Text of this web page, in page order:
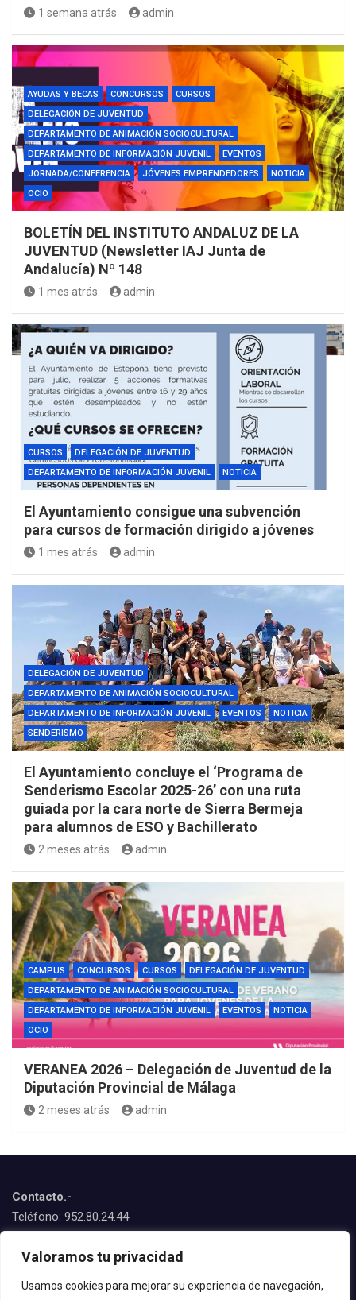
Valoramos tu privacidad
Usamos cookies para mejorar su experiencia de navegación,
1 semana atrás admin
AYUDAS Y BECAS CONCURSOS
CURSOS
DELEGACIÓN DE JUVENTUD
DEPARTAMENTO DE ANIMACIÓN SOCIOCULTURAL
DEPARTAMENTO DE INFORMACIÓN JUVENIL
EVENTOS
JORNADA/CONFERENCIA
JÓVENES EMPRENDEDORES
NOTICIA
OCIO
BOLETÍN DEL INSTITUTO ANDALUZ DE LA
JUVENTUD (Newsletter IAJ Junta de
Andalucía) Nº 148
1 mes atrás admin
CURSOS
DELEGACIÓN DE JUVENTUD
DEPARTAMENTO DE INFORMACIÓN JUVENIL
NOTICIA
El Ayuntamiento consigue una subvención
para cursos de formación dirigido a jóvenes
1 mes atrás admin
DELEGACIÓN DE JUVENTUD
DEPARTAMENTO DE ANIMACIÓN SOCIOCULTURAL
DEPARTAMENTO DE INFORMACIÓN JUVENIL
EVENTOS
NOTICIA
SENDERISMO
El Ayuntamiento concluye el ‘Programa de
Senderismo Escolar 2025-26’ con una ruta
guiada por la cara norte de Sierra Bermeja
para alumnos de ESO y Bachillerato
2 meses atrás admin
CAMPUS CONCURSOS CURSOS
DELEGACIÓN DE JUVENTUD
DEPARTAMENTO DE ANIMACIÓN SOCIOCULTURAL
DEPARTAMENTO DE INFORMACIÓN JUVENIL
EVENTOS
NOTICIA
OCIO
VERANEA 2026 – Delegación de Juventud de la
Diputación Provincial de Málaga
2 meses atrás admin
Contacto.-
Teléfono: 952.80.24.44
juventud@estepona.es